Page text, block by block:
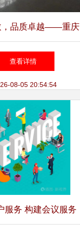
，品质卓越——重庆
工厂，您酒店活动与
置的首选伙伴
查看详情
08-05 20:54:54
服务 构建会议服务